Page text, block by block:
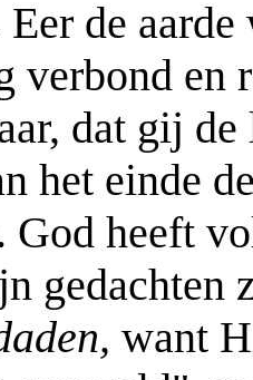
de aarde
verbond en
dat gij
het einde
God heeft
gedachten
want